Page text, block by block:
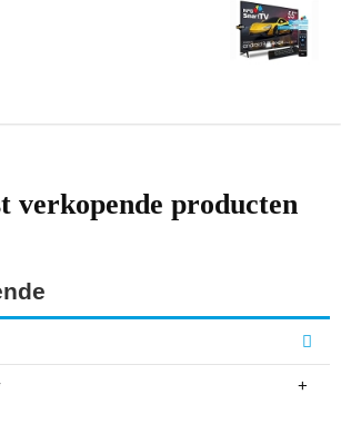
verkopende producten